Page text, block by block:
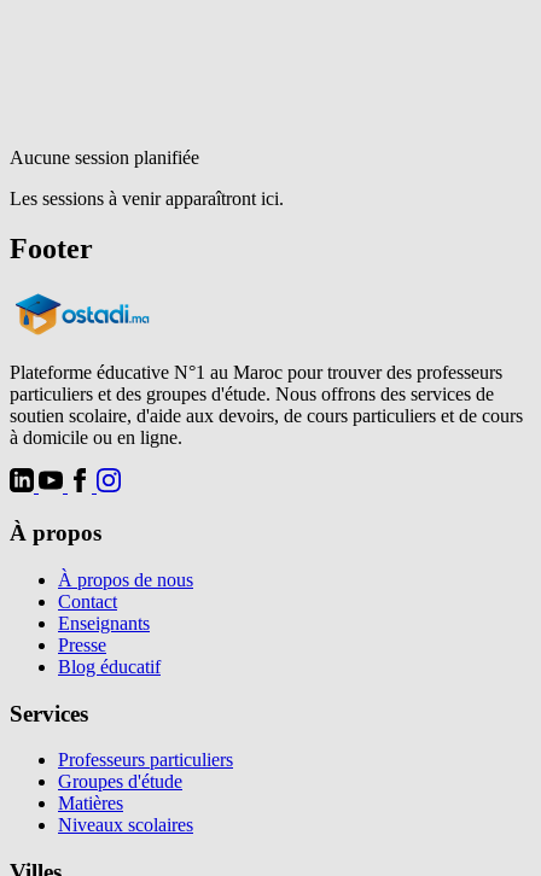
Aucune session planifiée
Les sessions à venir apparaîtront ici.
Footer
Plateforme éducative N°1 au Maroc pour trouver des professeurs
particuliers et des groupes d'étude. Nous offrons des services de
soutien scolaire, d'aide aux devoirs, de cours particuliers et de cours
à domicile ou en ligne.
À propos
À propos de nous
Contact
Enseignants
Presse
Blog éducatif
Services
Professeurs particuliers
Groupes d'étude
Matières
Niveaux scolaires